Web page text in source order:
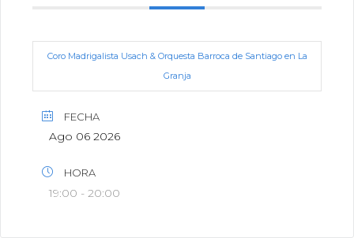
Coro Madrigalista Usach & Orquesta Barroca de Santiago en La
Granja
FECHA
Ago 06 2026
HORA
19:00 - 20:00